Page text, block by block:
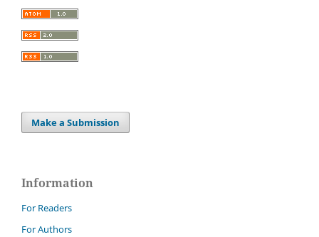
Make a Submission
Information
For Readers
For Authors